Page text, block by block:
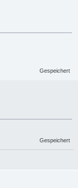
Gespeichert
Gespeichert